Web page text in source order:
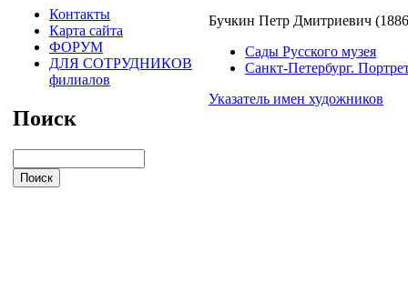
Контакты
Карта сайта
ФОРУМ
ДЛЯ СОТРУДНИКОВ
филиалов
Поиск
Бучкин Петр Дмитриевич
Сады Русского музея
Санкт-Петербург.
Указатель имен художников